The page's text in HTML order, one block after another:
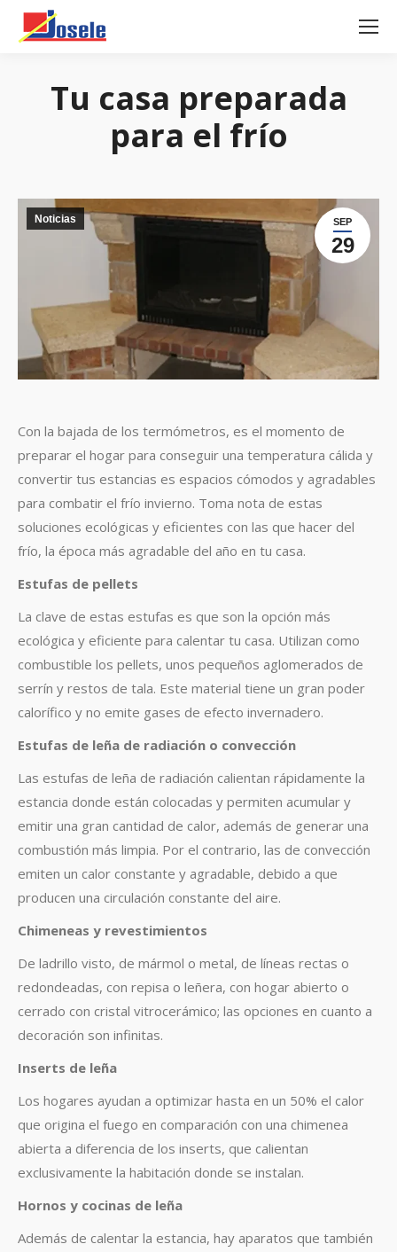
Tu casa preparada
para el frío
SEP
29
Noticias
Con la bajada de los termómetros, es el momento de
preparar el hogar para conseguir una temperatura cálida y
convertir tus estancias es espacios cómodos y agradables
para combatir el frío invierno. Toma nota de estas
soluciones ecológicas y eficientes con las que hacer del
frío, la época más agradable del año en tu casa.
Estufas de pellets
La clave de estas estufas es que son la opción más
ecológica y eficiente para calentar tu casa. Utilizan como
combustible los pellets, unos pequeños aglomerados de
serrín y restos de tala. Este material tiene un gran poder
calorífico y no emite gases de efecto invernadero.
Estufas de leña de radiación o convección
Las estufas de leña de radiación calientan rápidamente la
estancia donde están colocadas y permiten acumular y
emitir una gran cantidad de calor, además de generar una
combustión más limpia. Por el contrario, las de convección
emiten un calor constante y agradable, debido a que
producen una circulación constante del aire.
Chimeneas y revestimientos
De ladrillo visto, de mármol o metal, de líneas rectas o
redondeadas, con repisa o leñera, con hogar abierto o
cerrado con cristal vitrocerámico; las opciones en cuanto a
decoración son infinitas.
Inserts de leña
Los hogares ayudan a optimizar hasta en un 50% el calor
que origina el fuego en comparación con una chimenea
abierta a diferencia de los inserts, que calientan
exclusivamente la habitación donde se instalan.
Hornos y cocinas de leña
Además de calentar la estancia, hay aparatos que también